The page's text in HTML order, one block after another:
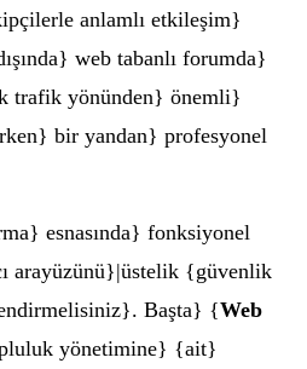
anlamlı etkileşim}
web tabanlı forumda}
trafik yönünden} önemli}
bir yandan} profesyonel
esnasında} fonksiyonel
arayüzünü}|üstelik {güvenlik
Başta} {Web
yönetimine} {ait}